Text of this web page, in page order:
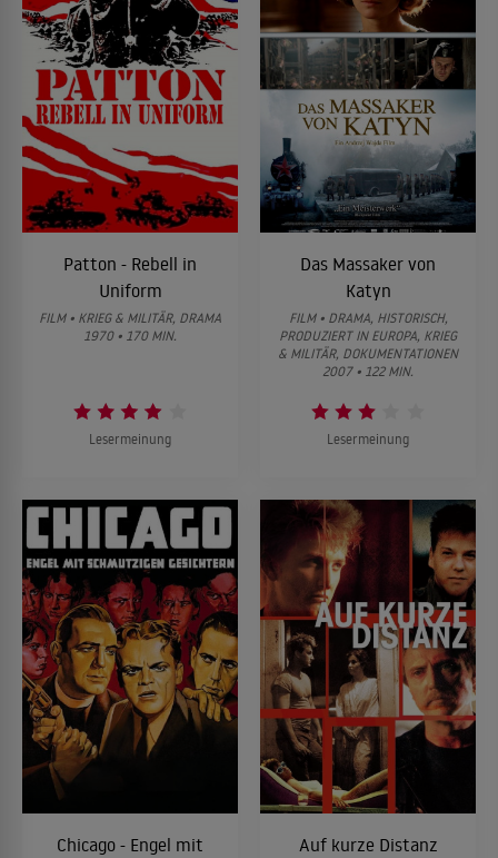
Patton - Rebell in
Uniform
FILM • KRIEG & MILITÄR, DRAMA
1970 • 170 MIN.
Lesermeinung
Das Massaker von
Katyn
FILM • DRAMA, HISTORISCH,
PRODUZIERT IN EUROPA, KRIEG
& MILITÄR, DOKUMENTATIONEN
2007 • 122 MIN.
Lesermeinung
Chicago - Engel mit
Auf kurze Distanz